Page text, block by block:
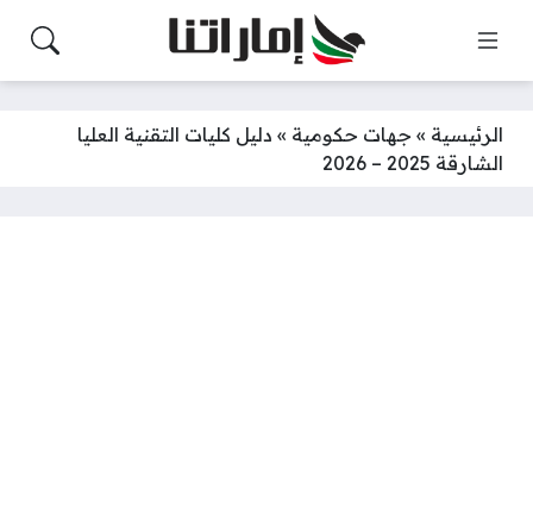
الرئيسية » جهات حكومية » دليل كليات التقنية العليا
الشارقة 2025 – 2026